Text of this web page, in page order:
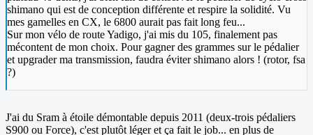
shimano qui est de conception différente et respire la solidité. Vu
mes gamelles en CX, le 6800 aurait pas fait long feu...
Sur mon vélo de route Yadigo, j'ai mis du 105, finalement pas
mécontent de mon choix. Pour gagner des grammes sur le pédalier
et upgrader ma transmission, faudra éviter shimano alors ! (rotor, fsa
?)
J'ai du Sram à étoile démontable depuis 2011 (deux-trois pédaliers
S900 ou Force), c'est plutôt léger et ça fait le job... en plus de